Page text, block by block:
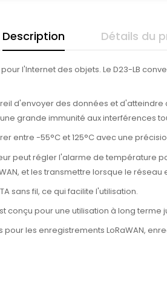
Description Détails du
l'Internet des objets. Le D23-LB
d'envoyer des données et
grande immunité aux interférences
entre -55°C et 125°C avec une
peut régler l'alarme de température
et les transmettre lorsque le réseau
sans fil, ce qui facilite l'utilisation.
conçu pour une utilisation à long terme
les enregistrements LoRaWAN,